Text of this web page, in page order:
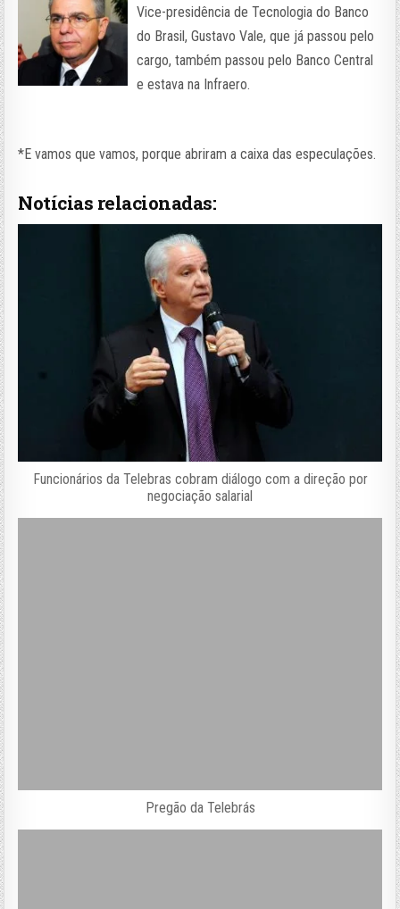
Vice-presidência de Tecnologia do Banco
do Brasil, Gustavo Vale, que já passou pelo
cargo, também passou pelo Banco Central
e estava na Infraero.
*E vamos que vamos, porque abriram a caixa das especulações.
Notícias relacionadas:
Funcionários da Telebras cobram diálogo com a direção por
negociação salarial
Pregão da Telebrás